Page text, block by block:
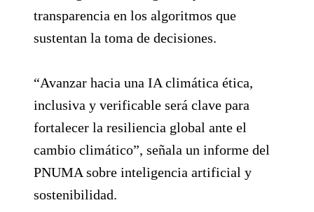
transparencia en los algoritmos que
sustentan la toma de decisiones.
“Avanzar hacia una IA climática ética,
inclusiva y verificable será clave para
fortalecer la resiliencia global ante el
cambio climático”, señala un informe del
PNUMA sobre inteligencia artificial y
sostenibilidad.